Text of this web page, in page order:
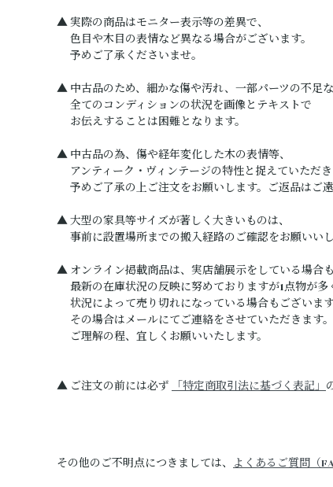
▲ 実際の商品はモニター表示等の差異で、
色目や木目の表情など異なる場合がございます。
予めご了承くださいませ。
▲ 中古品のため、細かな傷や汚れ、一部パーツの不足な
全てのコンディションの状況を画像とテキストで
お伝えすることは困難となります。
▲ 中古品の為、傷や経年変化した木の表情等、
アンティーク・ヴィンテージの特性と捉えていただき
予めご了承の上ご注文をお願いします。ご返品はご遠
▲ 大型の家具等サイズが著しく大きいものは、
事前に設置場所までの搬入経路のご確認をお願いいし
▲ オンライン掲載商品は、実店舗展示をしている場合も
最新の在庫状況の反映に努めておりますが1点物が多
状況によって売り切れになっている場合もございます
その場合はメールにてご連絡をさせていただきます。
ご理解の程、宜しくお願いいたします。
▲ ご注文の前には必ず 「特定商取引法に基づく表記」
その他のご不明点につきましては、 よくあるご質問（